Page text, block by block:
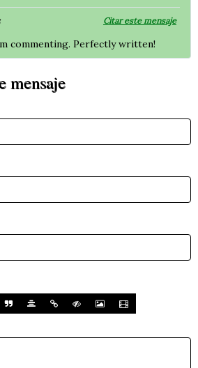
Citar este mensaje
commenting. Perfectly written!
mensaje